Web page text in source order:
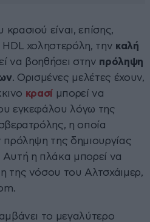
είναι, επίσης,
HDL χοληστερόλη, την καλή
να βοηθήσει στην πρόληψη
. Ορισμένες μελέτες έχουν,
κρασί μπορεί να
εγκεφάλου λόγω της
η οποία
της δημιουργίας
η πλάκα μπορεί να
της νόσου του Αλτσχάιμερ,
το μεγαλύτερο